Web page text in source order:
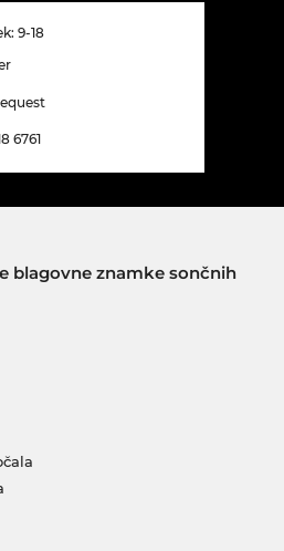
9-18
6761
blagovne znamke sončnih